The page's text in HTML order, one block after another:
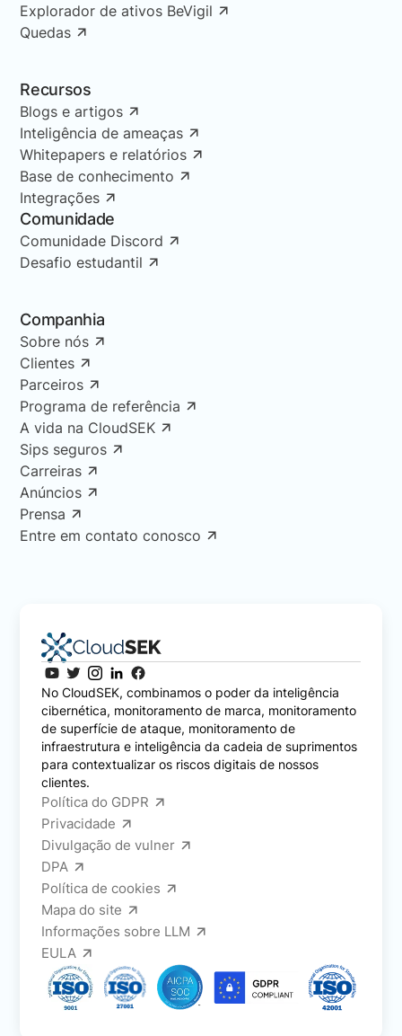
Explorador de ativos BeVigil
Quedas
Recursos
Blogs e artigos
Inteligência de ameaças
Whitepapers e relatórios
Base de conhecimento
Integrações
Comunidade
Comunidade Discord
Desafio estudantil
Companhia
Sobre nós
Clientes
Parceiros
Programa de referência
A vida na CloudSEK
Sips seguros
Carreiras
Anúncios
Prensa
Entre em contato conosco
No CloudSEK, combinamos o poder da inteligência
cibernética, monitoramento de marca, monitoramento
de superfície de ataque, monitoramento de
infraestrutura e inteligência da cadeia de suprimentos
para contextualizar os riscos digitais de nossos
clientes.
Política do GDPR
Privacidade
Divulgação de vulner
DPA
Política de cookies
Mapa do site
Informações sobre LLM
EULA